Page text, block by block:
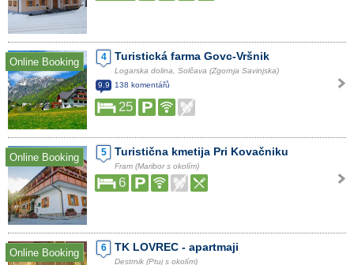
Online Booking 4 Turistická farma Govc-Vršnik
Logarska dolina, Solčava (Zgornja Savinjska)
9.9
138 komentářů
25
Online Booking 5 Turistična kmetija Pri Kovačniku
Fram (Maribor s okolím)
6
Online Booking 6 TK LOVREC - apartmaji
Destrnik (Ptuj s okolím)